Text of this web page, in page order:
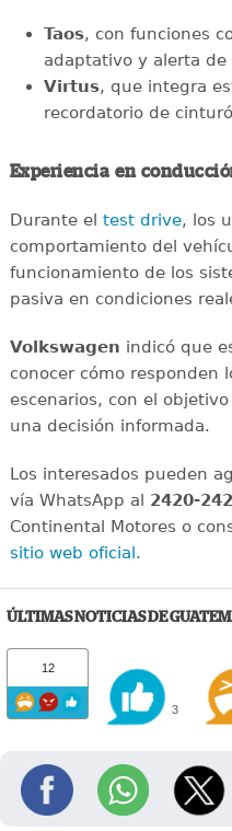
Taos, con funciones
adaptativo y alerta de
Virtus, que integra
recordatorio de
Experiencia en
Durante el test drive, los
comportamiento del
funcionamiento de los
pasiva en condiciones
Volkswagen indicó que
conocer cómo responden
escenarios, con el
una decisión informada.
Los interesados pueden
vía WhatsApp al 2420-
Continental Motores o
sitio web oficial.
ÚLTIMAS NOTICIAS DE
12
3